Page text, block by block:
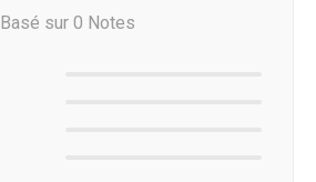
Basé sur 0 Notes